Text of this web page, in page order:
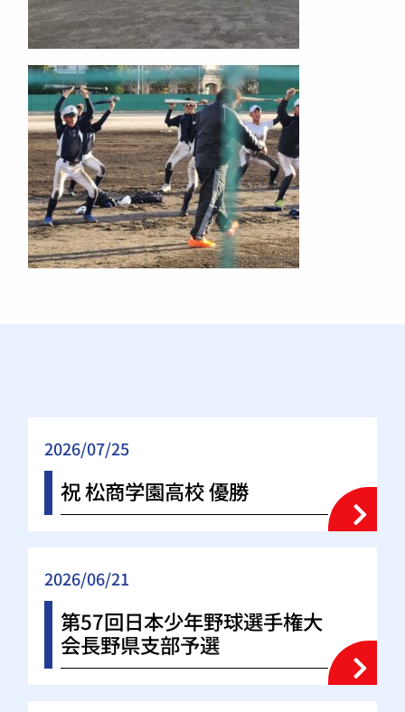
2026/07/25
祝 松商学園高校 優勝
2026/06/21
第57回日本少年野球選手権大
会長野県支部予選